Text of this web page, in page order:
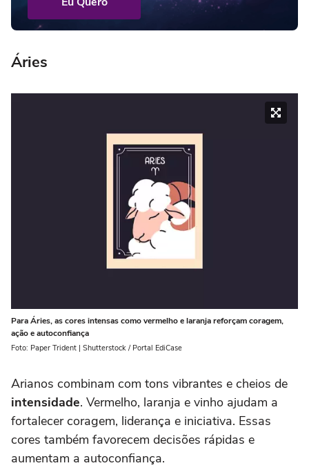
Áries
Para Áries, as cores intensas como vermelho e laranja reforçam coragem,
ação e autoconfiança
Foto: Paper Trident | Shutterstock / Portal EdiCase
Arianos combinam com tons vibrantes e cheios de
intensidade. Vermelho, laranja e vinho ajudam a
fortalecer coragem, liderança e iniciativa. Essas
cores também favorecem decisões rápidas e
aumentam a autoconfiança.